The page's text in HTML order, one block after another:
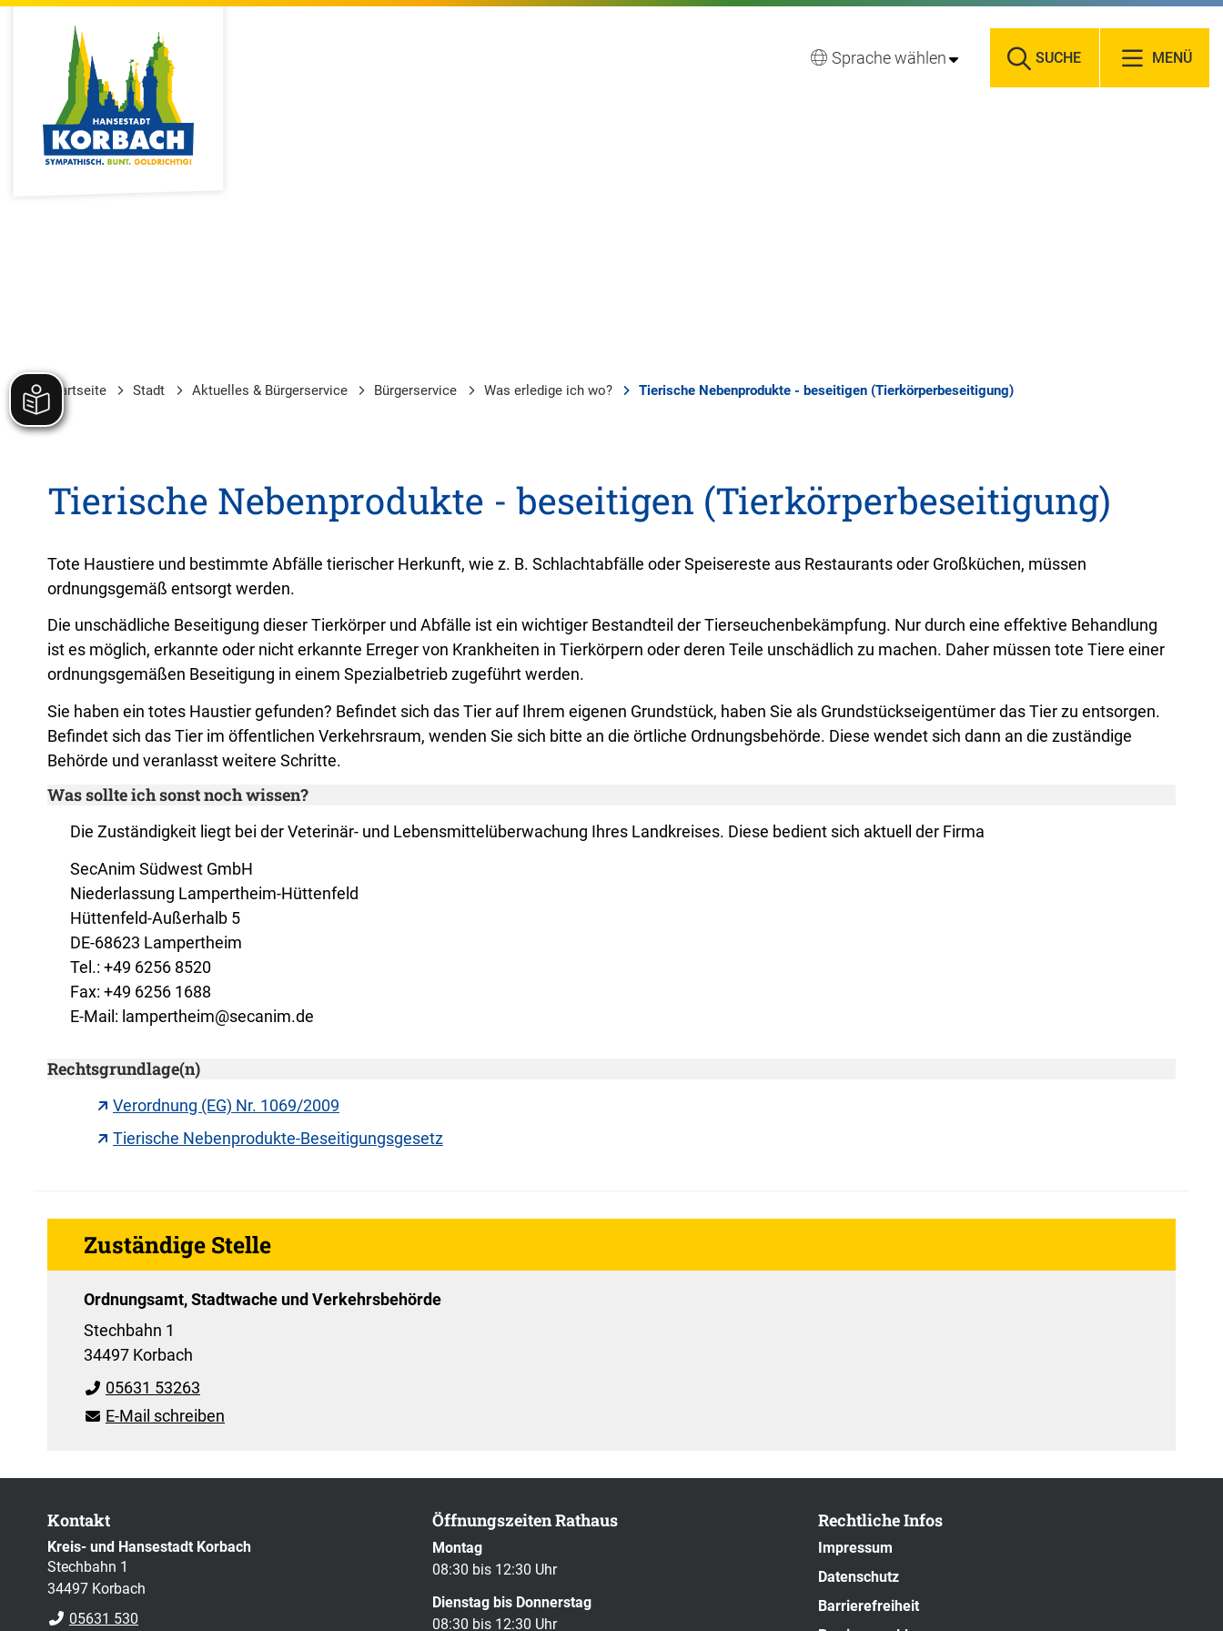
Sprache wählen SUCHE MENÜ
Startseite Stadt Aktuelles & Bürgerservice Bürgerservice Was erledige ich wo? Tierische Nebenprodukte - beseitigen (Tierkörperbeseitigung)
Tierische Nebenprodukte - beseitigen (Tierkörperbeseitigung)
Tote Haustiere und bestimmte Abfälle tierischer Herkunft, wie z. B. Schlachtabfälle oder Speisereste aus Restaurants oder Großküchen, müssen
ordnungsgemäß entsorgt werden.
Die unschädliche Beseitigung dieser Tierkörper und Abfälle ist ein wichtiger Bestandteil der Tierseuchenbekämpfung. Nur durch eine effektive Behandlung
ist es möglich, erkannte oder nicht erkannte Erreger von Krankheiten in Tierkörpern oder deren Teile unschädlich zu machen. Daher müssen tote Tiere einer
ordnungsgemäßen Beseitigung in einem Spezialbetrieb zugeführt werden.
Sie haben ein totes Haustier gefunden? Befindet sich das Tier auf Ihrem eigenen Grundstück, haben Sie als Grundstückseigentümer das Tier zu entsorgen.
Befindet sich das Tier im öffentlichen Verkehrsraum, wenden Sie sich bitte an die örtliche Ordnungsbehörde. Diese wendet sich dann an die zuständige
Behörde und veranlasst weitere Schritte.
Was sollte ich sonst noch wissen?
Die Zuständigkeit liegt bei der Veterinär- und Lebensmittelüberwachung Ihres Landkreises. Diese bedient sich aktuell der Firma
SecAnim Südwest GmbH
Niederlassung Lampertheim-Hüttenfeld
Hüttenfeld-Außerhalb 5
DE-68623 Lampertheim
Tel.: +49 6256 8520
Fax: +49 6256 1688
E-Mail: lampertheim@secanim.de
Rechtsgrundlage(n)
Verordnung (EG) Nr. 1069/2009
Tierische Nebenprodukte-Beseitigungsgesetz
Zuständige Stelle
Ordnungsamt, Stadtwache und Verkehrsbehörde
Stechbahn 1
34497 Korbach
05631 53263
E-Mail schreiben
Kontakt
Kreis- und Hansestadt Korbach
Stechbahn 1
34497 Korbach
05631 530
Öffnungszeiten Rathaus
Montag
08:30 bis 12:30 Uhr
Dienstag bis Donnerstag
08:30 bis 12:30 Uhr
Rechtliche Infos
Impressum
Datenschutz
Barrierefreiheit